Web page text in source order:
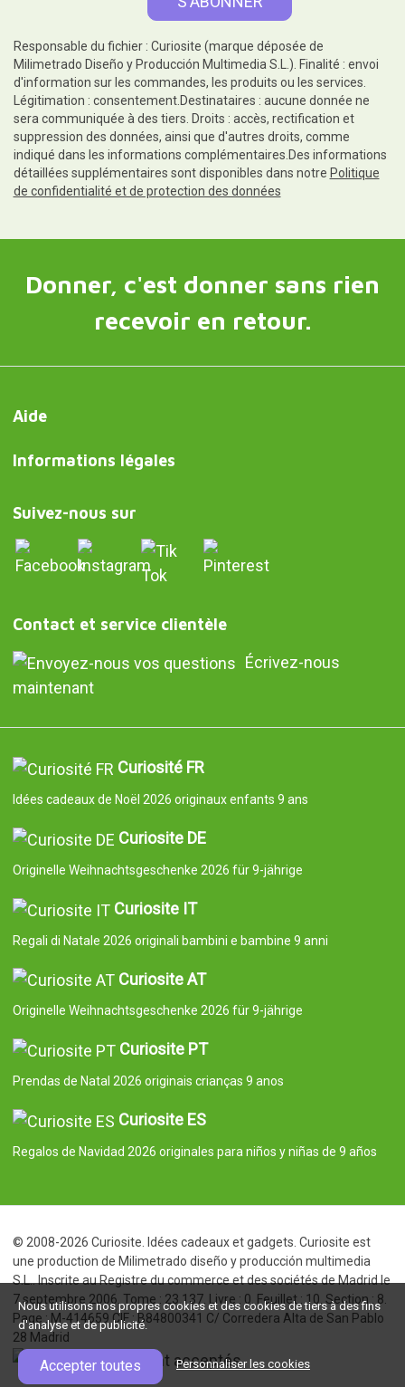
Responsable du fichier : Curiosite (marque déposée de
Milimetrado Diseño y Producción Multimedia S.L.). Finalité : envoi
d'information sur les commandes, les produits ou les services.
Légitimation : consentement.Destinataires : aucune donnée ne
sera communiquée à des tiers. Droits : accès, rectification et
suppression des données, ainsi que d'autres droits, comme
indiqué dans les informations complémentaires.Des informations
détaillées supplémentaires sont disponibles dans notre Politique
de confidentialité et de protection des données
Donner, c'est donner sans rien
recevoir en retour.
Aide
Informations légales
Suivez-nous sur
Contact et service clientèle
Écrivez-nous
maintenant
Curiosité FR
Idées cadeaux de Noël 2026 originaux enfants 9 ans
Curiosite DE
Originelle Weihnachtsgeschenke 2026 für 9-jährige
Curiosite IT
Regali di Natale 2026 originali bambini e bambine 9 anni
Curiosite AT
Originelle Weihnachtsgeschenke 2026 für 9-jährige
Curiosite PT
Prendas de Natal 2026 originais crianças 9 anos
Curiosite ES
Regalos de Navidad 2026 originales para niños y niñas de 9 años
© 2008-2026 Curiosite. Idées cadeaux et gadgets. Curiosite est
une production de Milimetrado diseño y producción multimedia
S.L.. Inscrite au Registre du commerce et des sociétés de Madrid le
7 septembre 2006. Tome : 23.137. Livre : 0. Feuillet : 10. Section : 8.
Page : M-414659 CIF : B84800341 C/ Corredera Alta de San Pablo
28 Madrid
Nous utilisons nos propres cookies et des cookies de tiers à des fins
d'analyse et de publicité.
Accepter toutes Personnaliser les cookies